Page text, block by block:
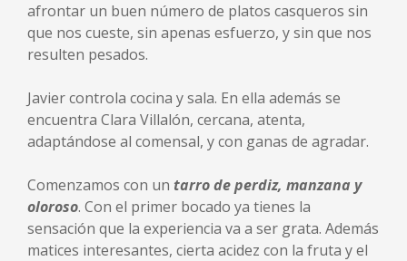
afrontar un buen número de platos casqueros sin
que nos cueste, sin apenas esfuerzo, y sin que nos
resulten pesados.
Javier controla cocina y sala. En ella además se
encuentra Clara Villalón, cercana, atenta,
adaptándose al comensal, y con ganas de agradar.
Comenzamos con un tarro de perdiz, manzana y
oloroso. Con el primer bocado ya tienes la
sensación que la experiencia va a ser grata. Además
matices interesantes, cierta acidez con la fruta y el